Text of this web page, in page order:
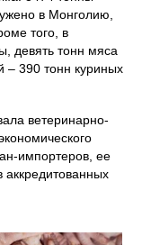
в Монголию,
того, в
девять тонн мяса
– 390 тонн куриных
ветеринарно-
импортеров, ее
аккредитованных